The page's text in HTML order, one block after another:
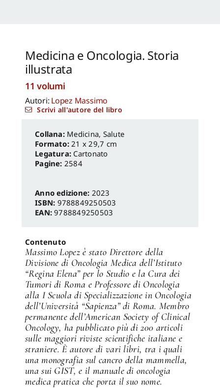
Medicina e Oncologia. Storia
illustrata
11 volumi
Autori: Lopez Massimo
Scrivi all'autore del libro
Medicina, Salute
Formato: 21 x 29,7 cm
Legatura: Cartonato
Pagine: 2584
Anno edizione: 2023
ISBN: 9788849250503
EAN:9788849250503
Contenuto
Massimo Lopez è stato Direttore della
Divisione di Oncologia Medica dell’Istituto
“Regina Elena” per lo Studio e la Cura dei
Tumori di Roma e Professore di Oncologia
alla I Scuola di Specializzazione in Oncologia
dell’Università “Sapienza” di Roma. Membro
permanente dell’American Society of Clinical
Oncology, ha pubblicato più di 200 articoli
sulle maggiori riviste scientifiche italiane e
straniere. È autore di vari libri, tra i quali
una monografia sul cancro della mammella,
una sui GIST, e il manuale di oncologia
medica pratica che porta il suo nome.